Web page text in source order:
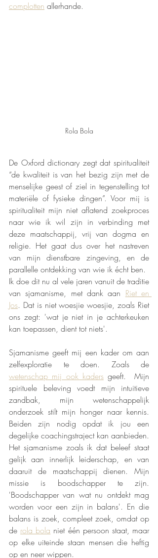
complotten allerhande.
Rola Bola
De Oxford dictionary zegt dat spiritualiteit
“de kwaliteit is van het bezig zijn met de
menselijke geest of ziel in tegenstelling tot
materiële of fysieke dingen”. Voor mij is
spiritualiteit mijn niet aflatend zoekproces
naar wie ik wil zijn in verbinding met
deze maatschappij, vrij van dogma en
religie. Het gaat dus over het nastreven
van mijn dienstbare zingeving, en de
parallelle ontdekking van wie ik écht ben.
Ik doe dit nu al vele jaren vanuit de traditie
van sjamanisme, met dank aan Riet en
Jos. Dat is niet woesjie woesjie, zoals Riet
ons zegt: 'wat je niet in je achterkeuken
kan toepassen, dient tot niets'.
Sjamanisme geeft mij een kader om aan
wetenschap mij ook kaders geeft.  Mijn
spirituele beleving voedt mijn intuitieve
zandbak, mijn wetenschappelijk
onderzoek stilt mijn honger naar kennis.
Beiden zijn nodig opdat ik jou een
degelijke coachingstraject kan aanbieden.
Het sjamanisme zoals ik dat beleef staat
gelijk aan innerlijk leiderschap, en van
daaruit de maatschappij dienen. Mijn
missie is boodschapper te zijn.
'Boodschapper van wat nu ontdekt mag
worden voor een zijn in balans'. En die
balans is zoek, compleet zoek, omdat op
de rola bola niet één persoon staat, maar
op elke uiteinde staan mensen die heftig
op en neer wippen.